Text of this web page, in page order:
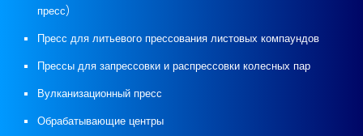
пресс)
Пресс для литьевого прессования листовых компаундов
Прессы для запрессовки и распрессовки колесных пар
Вулканизационный пресс
Обрабатывающие центры